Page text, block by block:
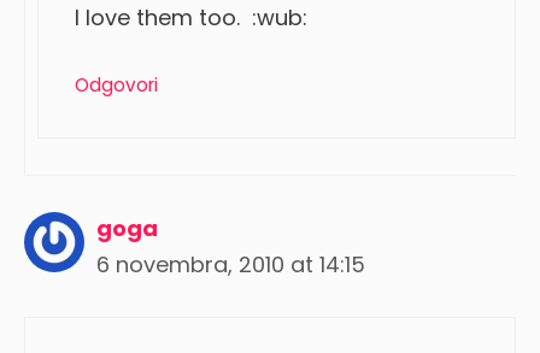
I love them too. :wub:
Odgovori
goga
6 novembra, 2010 at 14:15